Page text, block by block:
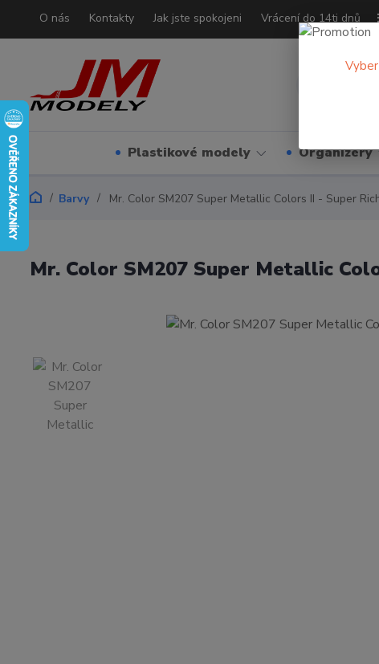
O nás Kontakty Jak jste spokojeni Vrácení do 14ti dnů
Plastikové modely Organizéry
Barvy Mr. Color SM207 Super Metallic Colors II - Super
Mr. Color SM207 Super Metallic